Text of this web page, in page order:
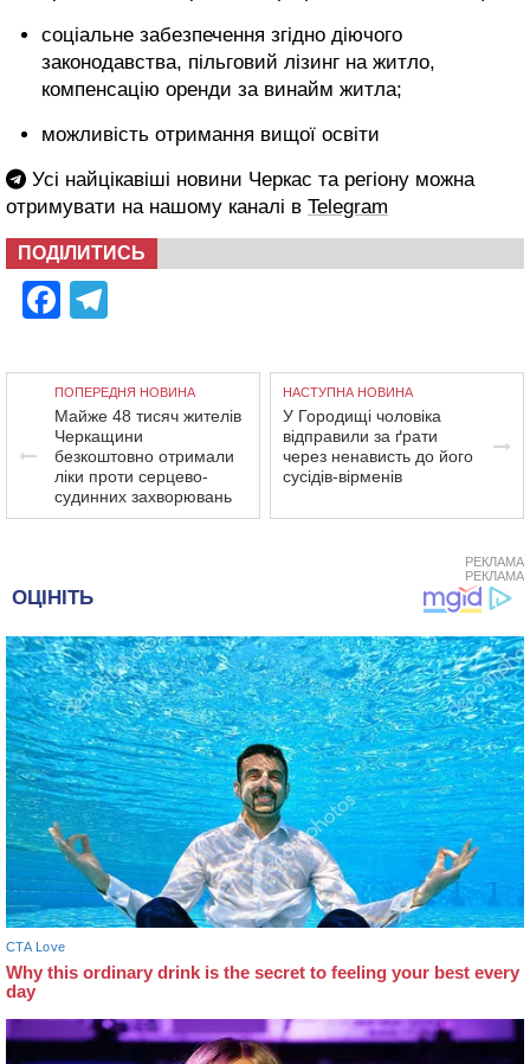
соціальне забезпечення згідно діючого
законодавства, пільговий лізинг на житло,
компенсацію оренди за винайм житла;
можливість отримання вищої освіти
Усі найцікавіші новини Черкас та регіону можна
отримувати на нашому каналі в Telegram
ПОДІЛИТИСЬ
Facebook
ПОПЕРЕДНЯ НОВИНА
Майже 48 тисяч жителів
Черкащини
безкоштовно отримали
ліки проти серцево-
судинних захворювань
НАСТУПНА НОВИНА
У Городищі чоловіка
відправили за ґрати
через ненависть до його
сусідів-вірменів
РЕКЛАМА
РЕКЛАМА